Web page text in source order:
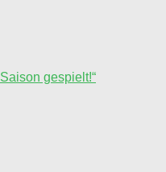
gespielt!“